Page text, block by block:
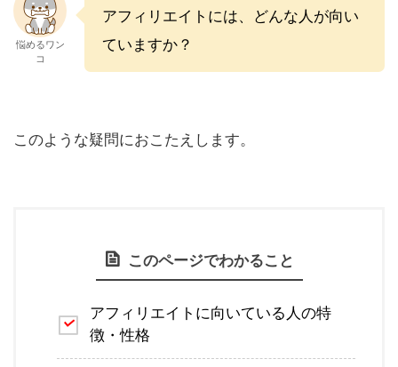
悩めるワン
コ
アフィリエイトには、どんな人が向い
ていますか？
このような疑問におこたえします。
このページでわかること
アフィリエイトに向いている人の特
徴・性格